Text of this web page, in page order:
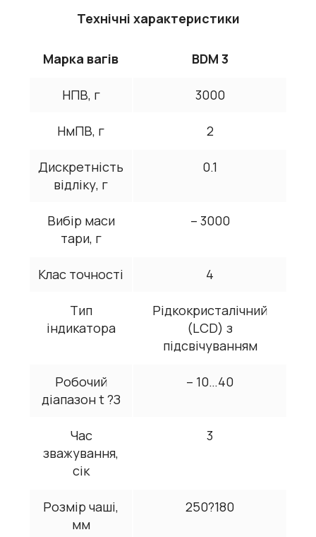
Технічні характеристики
Марка вагів BDM 3
НПВ, г 3000
НмПВ, г 2
Дискретність
відліку, г
0.1
Вибір маси
тари, г
– 3000
Клас точності 4
Тип
індикатора
Рідкокристалічний
(LCD) з
підсвічуванням
Робочий
діапазон t ?З
– 10…40
Час
зважування,
сік
3
Розмір чаші,
мм
250?180